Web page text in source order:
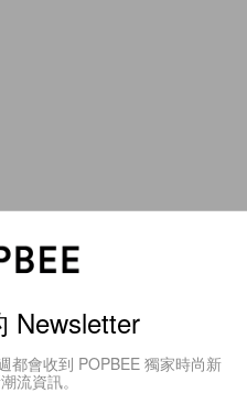
對精彩重溫
子，House Of Vans 來到香港站
為一連串的慶祝活動掀開序幕。
3
Newsletter
都會收到 POPBEE 獨家時尚新
流資訊。